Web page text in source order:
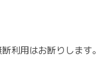
利用はお断りします。